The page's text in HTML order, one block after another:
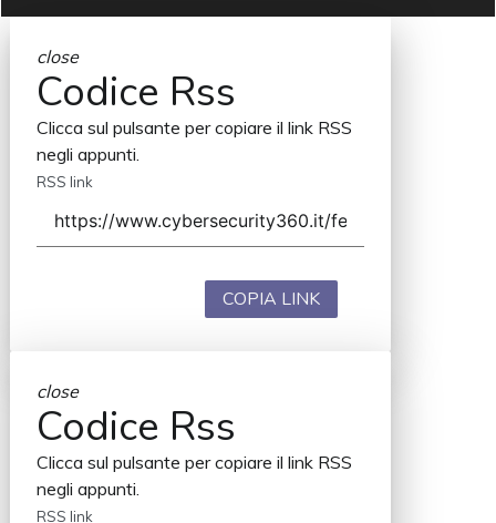
close
Codice Rss
Clicca sul pulsante per copiare il link RSS
negli appunti.
RSS link
COPIA LINK
close
Codice Rss
Clicca sul pulsante per copiare il link RSS
negli appunti.
RSS link